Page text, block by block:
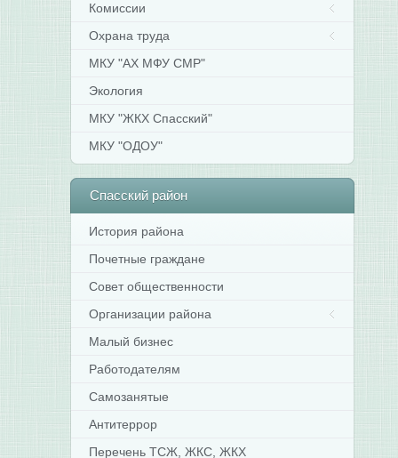
Комиссии
Охрана труда
МКУ "АХ МФУ СМР"
Экология
МКУ "ЖКХ Спасский"
МКУ "ОДОУ"
Спасскийрайон
История района
Почетные граждане
Совет общественности
Организации района
Малый бизнес
Работодателям
Самозанятые
Антитеррор
Перечень ТСЖ, ЖКС, ЖКХ